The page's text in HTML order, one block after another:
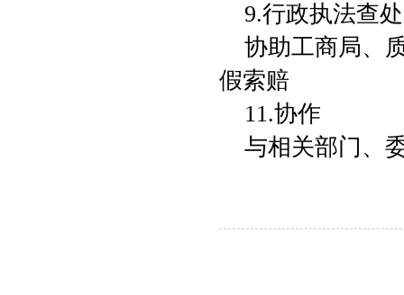
9.行政执法查
协助工商局、
假索赔
11.协作
与相关部门、